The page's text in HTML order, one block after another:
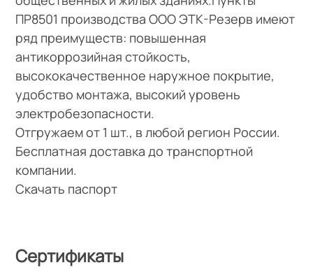
ПР8501 производства ООО ЭТК-Резерв имеют
ряд преимуществ: повышенная
антикоррозийная стойкость,
высококачественное наружное покрытие,
удобство монтажа, высокий уровень
электробезопасности.
Отгружаем от 1 шт., в любой регион России.
Бесплатная доставка до транспортной
компании.
Скачать паспорт
Сертификаты